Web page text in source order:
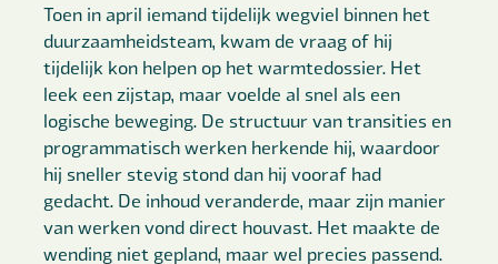
Toen in april iemand tijdelijk wegviel binnen het
duurzaamheidsteam, kwam de vraag of hij
tijdelijk kon helpen op het warmtedossier. Het
leek een zijstap, maar voelde al snel als een
logische beweging. De structuur van transities en
programmatisch werken herkende hij, waardoor
hij sneller stevig stond dan hij vooraf had
gedacht. De inhoud veranderde, maar zijn manier
van werken vond direct houvast. Het maakte de
wending niet gepland, maar wel precies passend.